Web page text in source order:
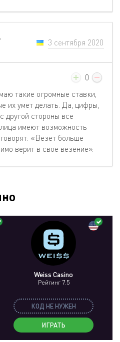
3 сентября 2020
0
такие огромные ставки,
их умет делать. Да, цифры,
другой стороны все
имеют возможность
«Везет больше
верит в свое везение».
Weiss Casino
Рейтинг 7.5
КОД НЕ НУЖЕН
ИГРАТЬ